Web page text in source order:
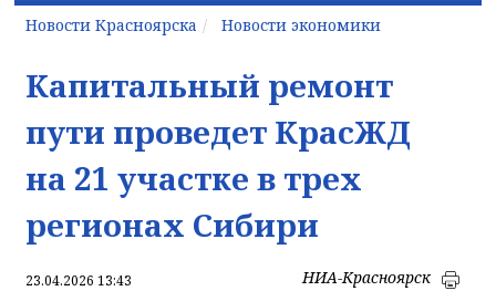
Новости Красноярска Новости экономики
Капитальный ремонт
пути проведет КрасЖД
на 21 участке в трех
регионах Сибири
23.04.2026 13:43 НИА-Красноярск